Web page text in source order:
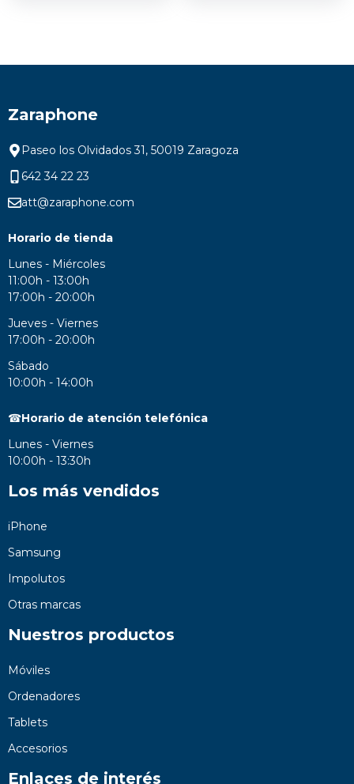
Zaraphone
Paseo los Olvidados 31, 50019 Zaragoza
642 34 22 23
att@zaraphone.com
Horario de tienda
Lunes - Miércoles
11:00h - 13:00h
17:00h - 20:00h
Jueves - Viernes
17:00h - 20:00h
Sábado
10:00h - 14:00h
☎Horario de atención telefónica
Lunes - Viernes
10:00h - 13:30h
Los más vendidos
iPhone
Samsung
Impolutos
Otras marcas
Nuestros productos
Móviles
Ordenadores
Tablets
Accesorios
Enlaces de interés